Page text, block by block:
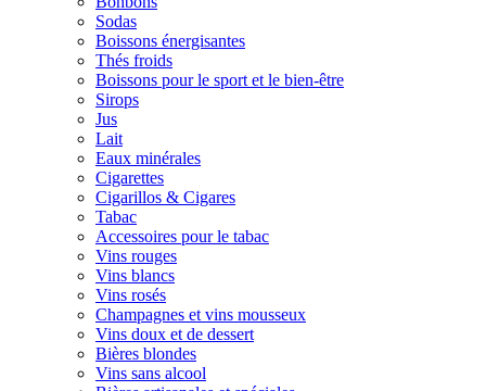
Sodas
Boissons énergisantes
Thés froids
Boissons pour le sport et le bien-être
Sirops
Jus
Lait
Eaux minérales
Cigarettes
Cigarillos & Cigares
Tabac
Accessoires pour le tabac
Vins rouges
Vins blancs
Vins rosés
Champagnes et vins mousseux
Vins doux et de dessert
Bières blondes
Vins sans alcool